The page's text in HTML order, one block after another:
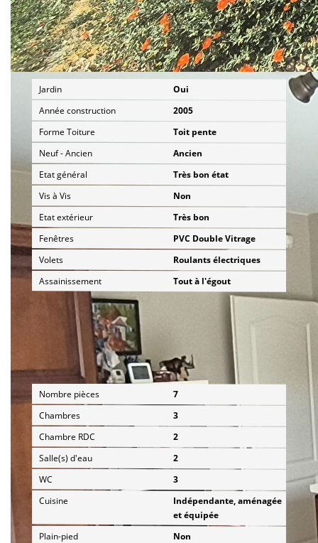
Extérieur
Jardin
Oui
Année construction
2005
Forme Toiture
Toit pente
Neuf - Ancien
Ancien
Etat général
Très bon état
Vis à Vis
Non
Etat extérieur
Très bon
Fenêtres
PVC Double Vitrage
Volets
Roulants électriques
Assainissement
Tout à l'égout
Intérieur
Nombre pièces
7
Chambres
3
Chambre RDC
2
Salle(s) d'eau
2
WC
3
Cuisine
Indépendante, aménagée
et équipée
Plain-pied
Non